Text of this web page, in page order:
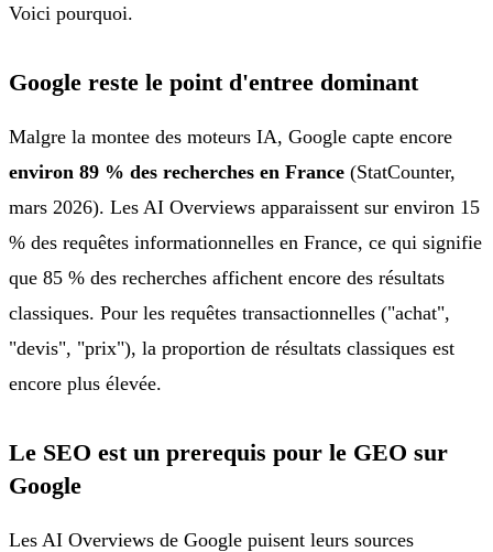
Voici pourquoi.
Google reste le point d'entree dominant
Malgre la montee des moteurs IA, Google capte encore
environ 89 % des recherches en France (StatCounter,
mars 2026). Les AI Overviews apparaissent sur environ 15
% des requêtes informationnelles en France, ce qui signifie
que 85 % des recherches affichent encore des résultats
classiques. Pour les requêtes transactionnelles ("achat",
"devis", "prix"), la proportion de résultats classiques est
encore plus élevée.
Le SEO est un prerequis pour le GEO sur
Google
Les AI Overviews de Google puisent leurs sources